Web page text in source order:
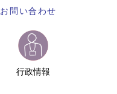
お問い合わせ
行政情報